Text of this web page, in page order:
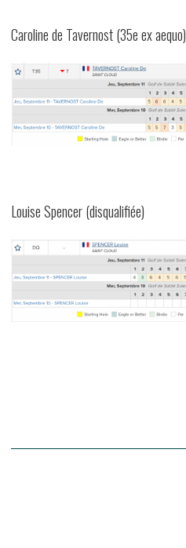
Caroline de Tavernost (35e ex aequo)
Louise Spencer (disqualifiée)